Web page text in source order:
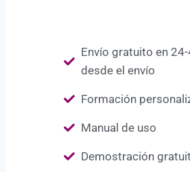
Envío gratuito en
desde el envío
Formación
Manual de uso
Demostración